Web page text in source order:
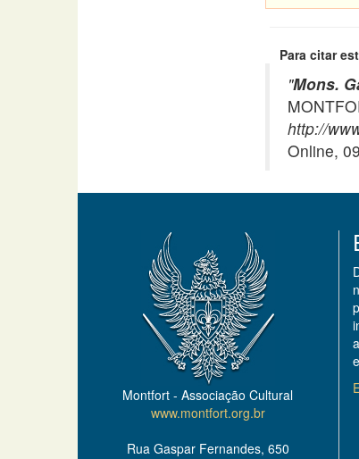
Para citar
"Mons.
http://
Online,
Montfort - Associação Cultural
www.montfort.org.br
Rua Gaspar Fernandes, 650